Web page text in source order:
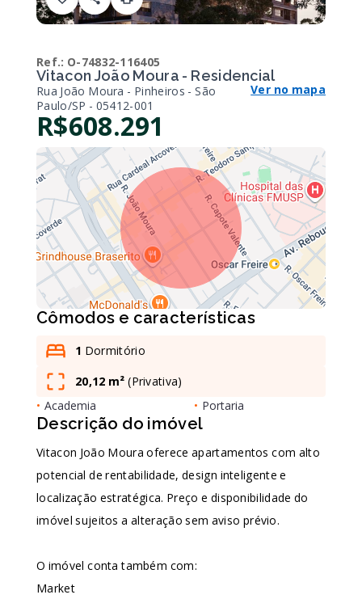
Ref.: O-74832-116405
Vitacon João Moura - Residencial
Rua João Moura - Pinheiros - São
Paulo/SP - 05412-001
Ver no mapa
R$608.291
Cômodos e características
1 Dormitório
20,12 m² (Privativa)
• Academia • Portaria
Descrição do imóvel
Vitacon João Moura oferece apartamentos com alto
potencial de rentabilidade, design inteligente e
localização estratégica. Preço e disponibilidade do
imóvel sujeitos a alteração sem aviso prévio.
O imóvel conta também com:
Market